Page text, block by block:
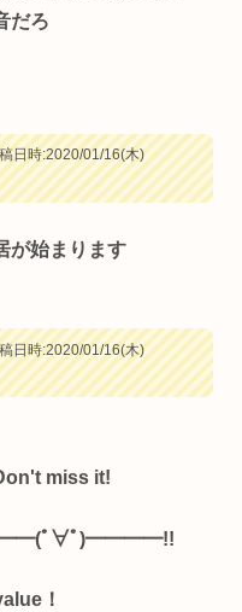
だろ
日時:2020/01/16(木)
が始まります
日時:2020/01/16(木)
miss it!
ﾟ∀ﾟ)━━━━!!
！